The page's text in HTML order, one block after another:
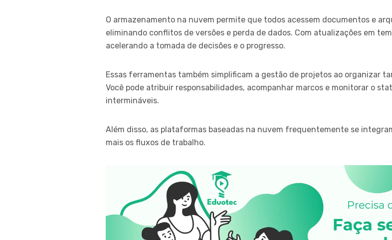
O armazenamento na nuvem permite que todos acessem documentos e
eliminando conflitos de versões e perda de dados. Com atualizações em
acelerando a tomada de decisões e o progresso.
Essas ferramentas também simplificam a gestão de projetos ao organizar
Você pode atribuir responsabilidades, acompanhar marcos e monitorar o
intermináveis.
Além disso, as plataformas baseadas na nuvem frequentemente se
mais os fluxos de trabalho.